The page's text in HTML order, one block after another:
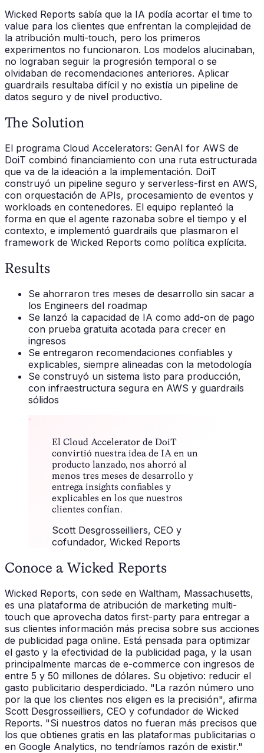
Wicked Reports sabía que la IA podía acortar el time to
value para los clientes que enfrentan la complejidad de
la atribución multi-touch, pero los primeros
experimentos no funcionaron. Los modelos alucinaban,
no lograban seguir la progresión temporal o se
olvidaban de recomendaciones anteriores. Aplicar
guardrails resultaba difícil y no existía un pipeline de
datos seguro y de nivel productivo.
The Solution
El programa Cloud Accelerators: GenAI for AWS de
DoiT combinó financiamiento con una ruta estructurada
que va de la ideación a la implementación. DoiT
construyó un pipeline seguro y serverless-first en AWS,
con orquestación de APIs, procesamiento de eventos y
workloads en contenedores. El equipo replanteó la
forma en que el agente razonaba sobre el tiempo y el
contexto, e implementó guardrails que plasmaron el
framework de Wicked Reports como política explícita.
Results
Se ahorraron tres meses de desarrollo sin sacar a
los Engineers del roadmap
Se lanzó la capacidad de IA como add-on de pago
con prueba gratuita acotada para crecer en
ingresos
Se entregaron recomendaciones confiables y
explicables, siempre alineadas con la metodología
Se construyó un sistema listo para producción,
con infraestructura segura en AWS y guardrails
sólidos
“
El Cloud Accelerator de DoiT
convirtió nuestra idea de IA en un
producto lanzado, nos ahorró al
menos tres meses de desarrollo y
entrega insights confiables y
explicables en los que nuestros
clientes confían.
Scott Desgrosseilliers, CEO y
cofundador, Wicked Reports
Conoce a Wicked Reports
Wicked Reports, con sede en Waltham, Massachusetts,
es una plataforma de atribución de marketing multi-
touch que aprovecha datos first-party para entregar a
sus clientes información más precisa sobre sus acciones
de publicidad paga online. Está pensada para optimizar
el gasto y la efectividad de la publicidad paga, y la usan
principalmente marcas de e-commerce con ingresos de
entre 5 y 50 millones de dólares. Su objetivo: reducir el
gasto publicitario desperdiciado. "La razón número uno
por la que los clientes nos eligen es la precisión", afirma
Scott Desgrosseilliers, CEO y cofundador de Wicked
Reports. "Si nuestros datos no fueran más precisos que
los que obtienes gratis en las plataformas publicitarias o
en Google Analytics, no tendríamos razón de existir."